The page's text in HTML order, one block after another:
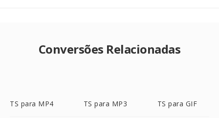
Conversões Relacionadas
TS para MP4 TS para MP3 TS para GIF